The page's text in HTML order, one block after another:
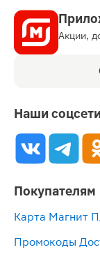
Акции,
Наши соцсети
Покупателям
Карта Магнит
Промокоды